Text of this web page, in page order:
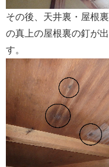
その後、天井裏・屋根
の真上の屋根裏の釘が
す。